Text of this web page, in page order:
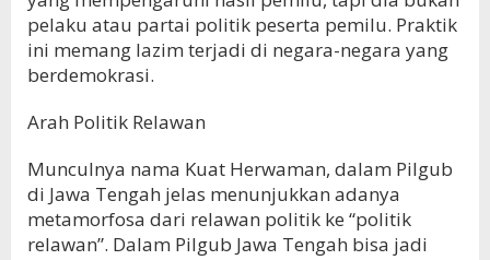
pelaku atau partai politik peserta pemilu. Praktik
ini memang lazim terjadi di negara-negara yang
berdemokrasi.
Arah Politik Relawan
Munculnya nama Kuat Herwaman, dalam Pilgub
di Jawa Tengah jelas menunjukkan adanya
metamorfosa dari relawan politik ke “politik
relawan”. Dalam Pilgub Jawa Tengah bisa jadi